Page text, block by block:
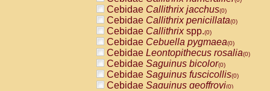
PitheciidaePithecia monachus
PitheciidaePithecia pithecia(0)
CercopithecidaeCercocebus agilis
CercopithecidaeCercocebus
CercopithecidaeCercocebus
CercopithecidaeCercocebus
CercopithecidaeCercocebus
CercopithecidaeCercocebushybrid
Cebidae Callithrix jacchus(0)
Cebidae Callithrix penicillata(0)
Cebidae Callithrixspp.(0)
Cebidae Cebuella pygmaea(0)
Cebidae Leontopithecus rosalia(0)
Cebidae Saguinus bicolor(0)
Cebidae Saguinus fuscicollis(0)
Cebidae Saguinus geoffroyi(0)